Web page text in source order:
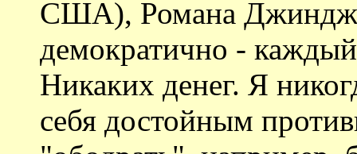
США), Романа
демократично -
Никаких денег. Я
себя достойным